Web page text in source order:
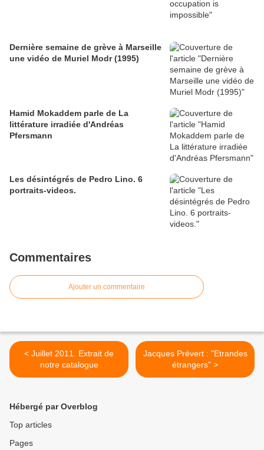
Dernière semaine de grève à Marseille
une vidéo de Muriel Modr (1995)
Hamid Mokaddem parle de La
littérature irradiée d'Andréas
Pfersmann
Les désintégrés de Pedro Lino. 6
portraits-videos.
Commentaires
Ajouter un commentaire
< Juillet 2011. Extrait de
notre catalogue
Jacques Prévert : "Etrandes
étrangers" >
Hébergé par Overblog
Top articles
Pages